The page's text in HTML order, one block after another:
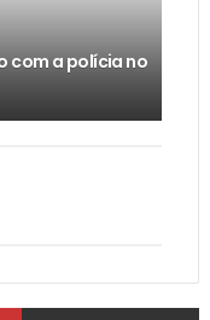
com a polícia no